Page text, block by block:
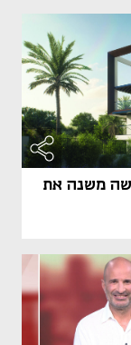
משנה את